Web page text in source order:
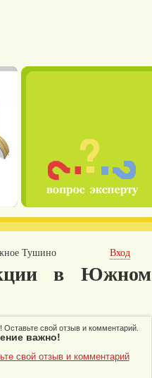
Тушино Вход
в Южном
Оставьте свой отзыв и комментарий.
важно!
свой отзыв и комментарий